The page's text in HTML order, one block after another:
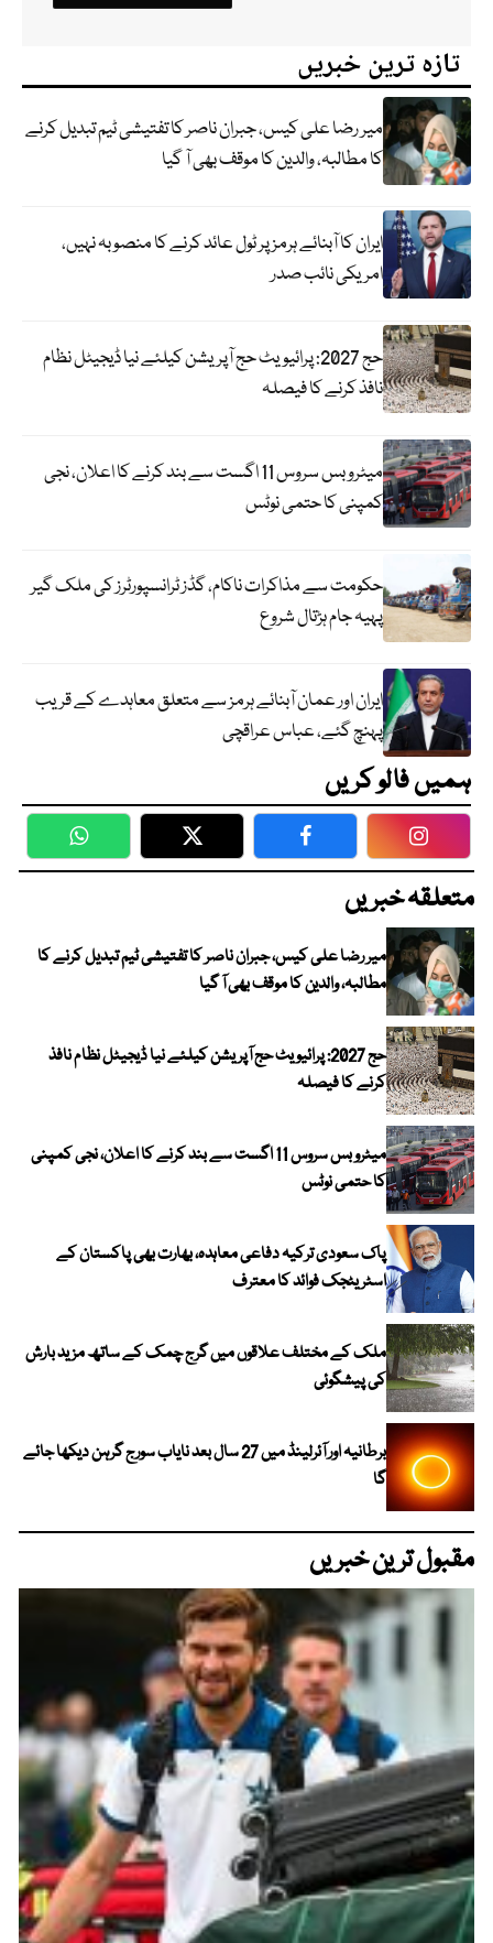
تازہ ترین خبریں
میر رضا علی کیس، جبران ناصر کا تفتیشی ٹیم تبدیل کرنے
کا مطالبہ، والدین کا موقف بھی آ گیا
ایران کا آبنائے ہرمز پر ٹول عائد کرنے کا منصوبہ نہیں،
امریکی نائب صدر
حج 2027: پرائیویٹ حج آپریشن کیلئے نیا ڈیجیٹل نظام
نافذ کرنے کا فیصلہ
میٹرو بس سروس 11 اگست سے بند کرنے کا اعلان، نجی
کمپنی کا حتمی نوٹس
حکومت سے مذاکرات ناکام، گڈز ٹرانسپورٹرز کی ملک گیر
پہیہ جام ہڑتال شروع
ایران اور عمان آبنائے ہرمز سے متعلق معاہدے کے قریب
پہنچ گئے، عباس عراقچی
ہمیں فالو کریں
WhatsApp Twitter Facebook
متعلقہ خبریں
میر رضا علی کیس، جبران ناصر کا تفتیشی ٹیم تبدیل کرنے کا
مطالبہ، والدین کا موقف بھی آ گیا
حج 2027: پرائیویٹ حج آپریشن کیلئے نیا ڈیجیٹل نظام نافذ
کرنے کا فیصلہ
میٹرو بس سروس 11 اگست سے بند کرنے کا اعلان، نجی کمپنی
کا حتمی نوٹس
پاک سعودی ترکیہ دفاعی معاہدہ، بھارت بھی پاکستان کے
اسٹریٹجک فوائد کا معترف
ملک کے مختلف علاقوں میں گرج چمک کے ساتھ مزید بارش
کی پیشگوئی
برطانیہ اور آئرلینڈ میں 27 سال بعد نایاب سورج گرہن دیکھا جائے
گا
مقبول ترین خبریں